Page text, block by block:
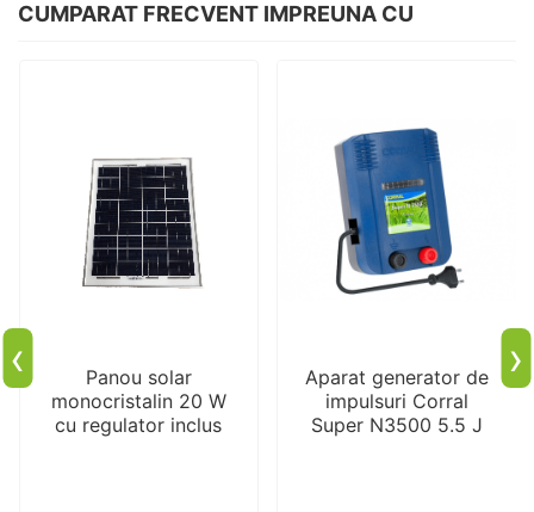
CUMPARAT FRECVENT IMPREUNA CU
Panou solar
monocristalin 20 W
cu regulator inclus
Aparat generator de
impulsuri Corral
Super N3500 5.5 J
‹ ›